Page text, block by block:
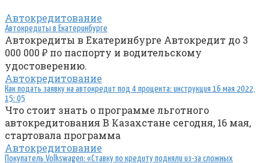
Автокредитование
Автокредиты в Екатеринбурге
Автокредиты в Екатеринбурге Автокредит до 3
000 000 ₽ по паспорту и водительскому
удостоверению.
Автокредитование
Как подать заявку на автокредит под 4 процента: инструкция 16 мая 2022,
15: 05
Что стоит знать о программе льготного
автокредитования В Казахстане сегодня, 16 мая,
стартовала программа
Автокредитование
Покупатель Volkswagen: «Ставку по кредиту подняли из-за сложных